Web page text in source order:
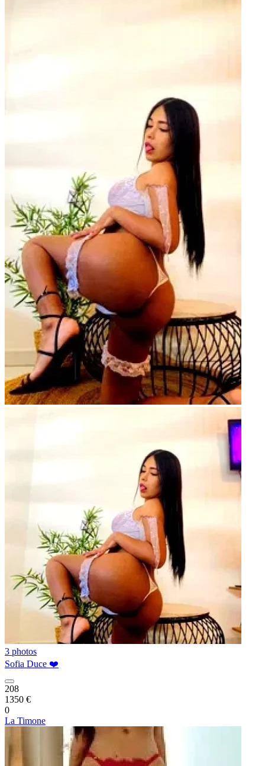
3 photos
Sofia Duce ❤️
208
1350 €
0
La Timone